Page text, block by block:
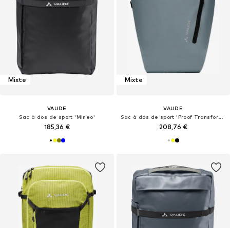
Mixte
VAUDE
Sac à dos de sport 'Mineo'
185,36 €
Mixte
VAUDE
Sac à dos de sport 'Proof Transformer 26'
208,76 €